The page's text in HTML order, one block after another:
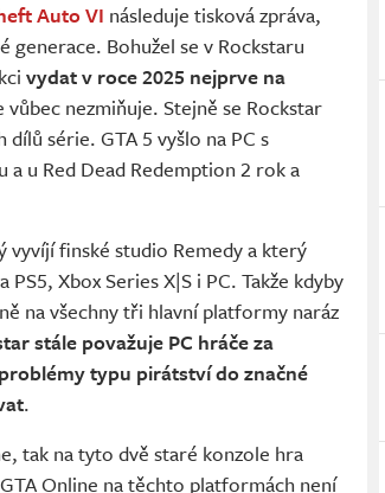
Auto VI následuje tisková zpráva,
generace. Bohužel se v Rockstaru
vydat v roce 2025 nejprve na
vůbec nezmiňuje. Stejně se Rockstar
dílů série. GTA 5 vyšlo na PC s
u Red Dead Redemption 2 rok a
vyvíjí finské studio Remedy a který
Xbox Series X|S i PC. Takže kdyby
na všechny tři hlavní platformy naráz
stále považuje PC hráče za
typu pirátství do značné
.
tak na tyto dvě staré konzole hra
Online na těchto platformách není